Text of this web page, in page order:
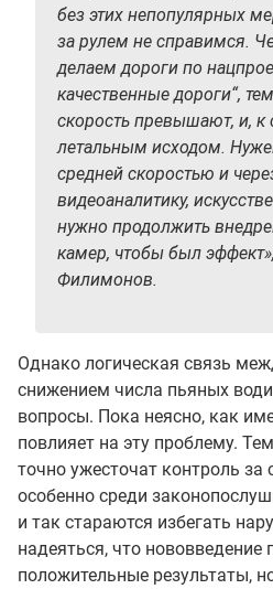
без этих непопулярных
за рулем не справимся.
делаем дороги по
качественные дороги“,
скорость превышают, и,
летальным исходом.
средней скоростью и
видеоаналитику,
нужно продолжить
камер, чтобы был
Филимонов.
Однако логическая связь
снижением числа пьяных
вопросы. Пока неясно, как
повлияет на эту проблему.
точно ужесточат контроль
особенно среди
и так стараются избегать
надеяться, что нововведение
положительные результаты,